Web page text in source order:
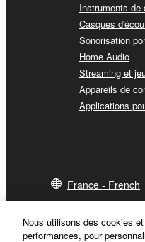
Instruments de
Casques
Sonorisation
Home Audio
Streaming et
Appareils de
Applications
France - French
Nous utilisons des cookies
performances, pour